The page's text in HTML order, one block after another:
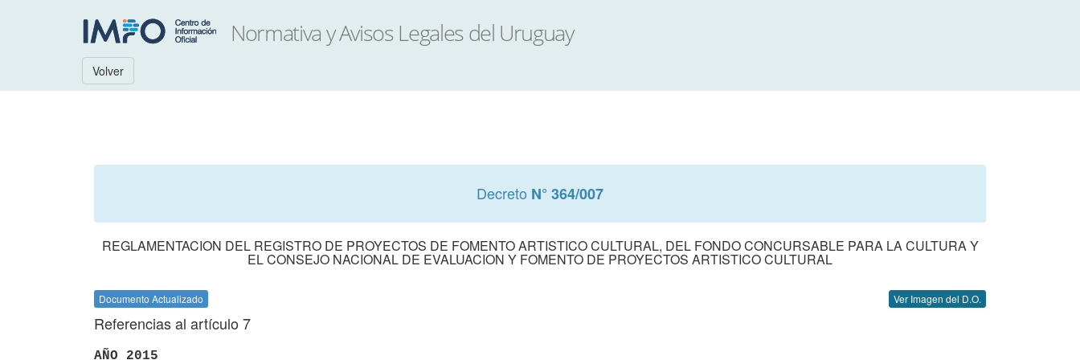
Volver
Decreto N° 364/007
REGLAMENTACION DEL REGISTRO DE PROYECTOS DE FOMENTO ARTISTICO CULTURAL, DEL FONDO CONCURSABLE PARA LA CULTURA Y
EL CONSEJO NACIONAL DE EVALUACION Y FOMENTO DE PROYECTOS ARTISTICO CULTURAL
Documento Actualizado Ver Imagen del D.O.
Referencias al artículo 7
AÑO 2015